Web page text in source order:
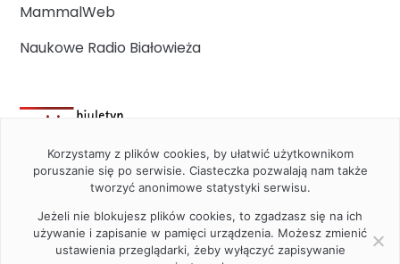
MammalWeb
Naukowe Radio Białowieża
Korzystamy z plików cookies, by ułatwić użytkownikom
poruszanie się po serwisie. Ciasteczka pozwalają nam także
tworzyć anonimowe statystyki serwisu.
Jeżeli nie blokujesz plików cookies, to zgadzasz się na ich
używanie i zapisanie w pamięci urządzenia. Możesz zmienić
ustawienia przeglądarki, żeby wyłączyć zapisywanie